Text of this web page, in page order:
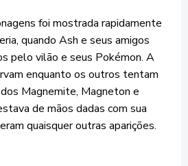
foi mostrada rapidamente
quando Ash e seus amigos
pelo vilão e seus Pokémon. A
enquanto os outros tentam
Magnemite, Magneton e
de mãos dadas com sua
quaisquer outras aparições.